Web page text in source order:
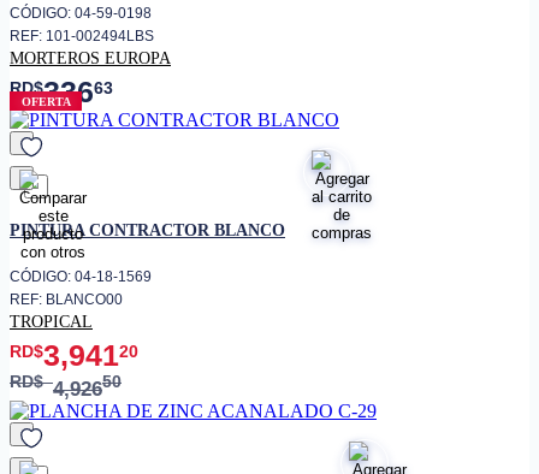
CÓDIGO: 04-59-0198
REF: 101-002494LBS
MORTEROS EUROPA
RD$33663
OFERTA
favorito
PINTURA CONTRACTOR BLANCO
CÓDIGO: 04-18-1569
REF: BLANCO00
TROPICAL
RD$3,94120
RD$4,92650